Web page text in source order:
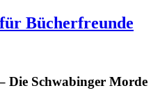
Bücherfreunde
Die Schwabinger Morde